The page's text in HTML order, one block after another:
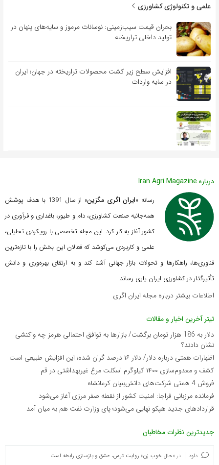
علمی و تکنولوژی کشاورزی
بحران قیمت سیب‌زمینی: نوسانات مرموز و سایه‌های پنهان در
تولید داخلی تراریخته
افزایش سطح زیر کشت محصولات تراریخته در جهان؛ ایران
در سایه واردات
درباره Iran Agri Magazine
رسانه «ایران اگری مگزین
» از سال 1391 با هدف پوشش
همه‌جانبه صنعت کشاورزی، دام و طیور، باغداری و فرآوری در
کشور آغاز به کار کرد. این مجله تخصصی با رویکردی تحلیلی،
علمی و کاربردی می‌کوشد که فعالان این بخش را با تازه‌ترین
فناوری‌ها، راهکارها و تحولات بازار جهانی آشنا کند و به ارتقای بهره‌وری و دانش
تأثیرگذار در کشاورزی ایران یاری رساند.
اطلاعات بیشتر درباره مجله ایران اگری
تیتر آخرین اخبار و مقالات
دلار به 186 هزار تومان برگشت/ بازارها به توافق احتمالی هرمز چه واکنشی
نشان دادند؟
اظهارات همتی درباره دلار/ دلار ۱۶ درصد گران شده؛ این افزایش طبیعی است
کشف و معدوم‌سازی ۱۴۰۰ کیلوگرم اسکلت مرغ غیربهداشتی در قم
فروش 4 همتی شرکت‌های دانش‌بنیان کرمانشاه
فرمانده مرزبانی فراجا: امنیت کشور از نقطه صفر مرزی آغاز می‌شود
قراردادهای جدید هپکو نهایی می‌شود؛ پای وزارت نفت هم به میان آمد
جدیدترین نظرات مخاطبان
داود در «حال خوب زن» روایت ترس، عشق و بازسازی رابطه است